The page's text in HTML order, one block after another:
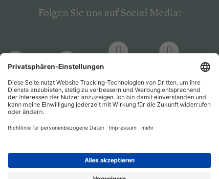
Folgen Sie uns auf Social Media:
PsychJOB PsychJOB
Hogrefe
Verlag
Hogrefe
Verlag